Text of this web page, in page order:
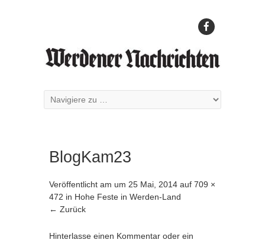
BlogKam23
Veröffentlicht am um 25 Mai, 2014 auf 709 ×
472 in Hohe Feste in Werden-Land
← Zurück
Hinterlasse einen Kommentar oder ein